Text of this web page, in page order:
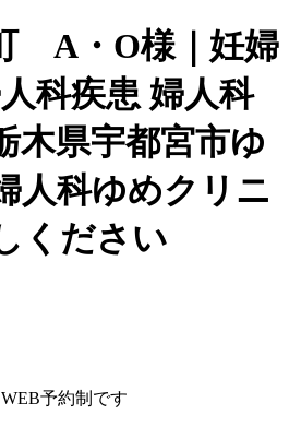
A・O様｜妊婦
科疾患 婦人科
木県宇都宮市ゆ
人科ゆめクリニ
ください
予約制です